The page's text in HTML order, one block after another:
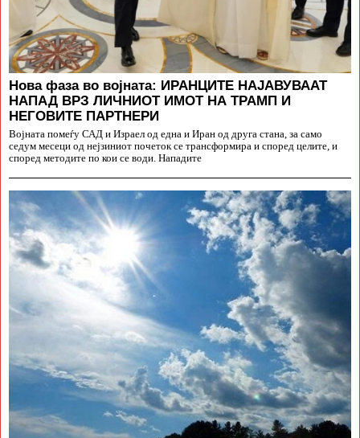
Нова фаза во војната: ИРАНЦИТЕ НАЈАВУВААТ
НАПАД ВРЗ ЛИЧНИОТ ИМОТ НА ТРАМП И
НЕГОВИТЕ ПАРТНЕРИ
Војната помеѓу САД и Израел од една и Иран од друга стана, за само
седум месеци од нејзиниот почеток се трансформира и според целите, и
според методите по кои се води. Нападите